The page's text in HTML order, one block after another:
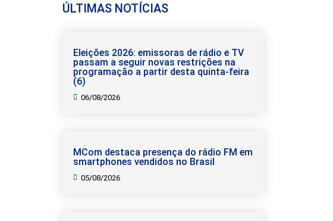
ÚLTIMAS NOTÍCIAS
Eleições 2026: emissoras de rádio e TV
passam a seguir novas restrições na
programação a partir desta quinta-feira
(6)
06/08/2026
MCom destaca presença do rádio FM em
smartphones vendidos no Brasil
05/08/2026